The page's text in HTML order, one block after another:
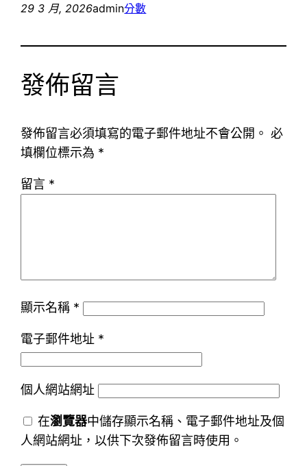
29 3 月, 2026admin分數
發佈留言
發佈留言必須填寫的電子郵件地址不會公開。 必
填欄位標示為 *
留言 *
顯示名稱 *
電子郵件地址 *
個人網站網址
在瀏覽器中儲存顯示名稱、電子郵件地址及個
人網站網址，以供下次發佈留言時使用。